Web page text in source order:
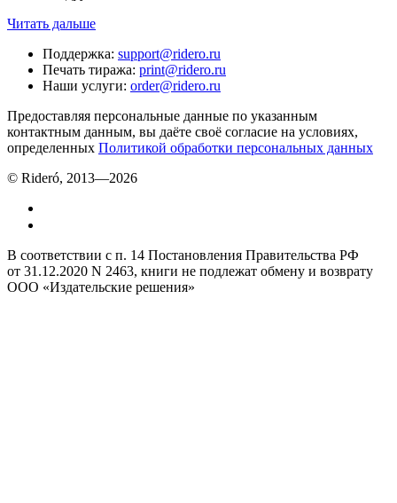
Читать дальше
Поддержка: support@ridero.ru
Печать тиража: print@ridero.ru
Наши услуги: order@ridero.ru
Предоставляя персональные данные по указанным
контактным данным, вы даёте своё согласие на условиях,
определенных Политикой обработки персональных данных
© Rideró, 2013—2026
В соответствии с п. 14 Постановления Правительства РФ
от 31.12.2020 N 2463, книги не подлежат обмену и возврату
ООО «Издательские решения»